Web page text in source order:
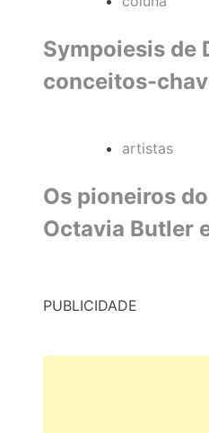
Sympoiesis de
conceitos-
artistas
Os pioneiros
Octavia Butler
PUBLICIDADE